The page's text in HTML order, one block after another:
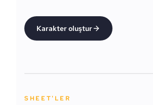
Karakter oluştur
SHEET'LER